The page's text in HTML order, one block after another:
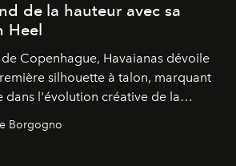
de la hauteur avec sa
Heel
Copenhague, Havaianas dévoile
silhouette à talon, marquant
dans l'évolution créative de la
Borgogno